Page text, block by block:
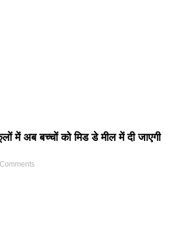
में अब बच्चों को मिड डे मील में दी जाएगी